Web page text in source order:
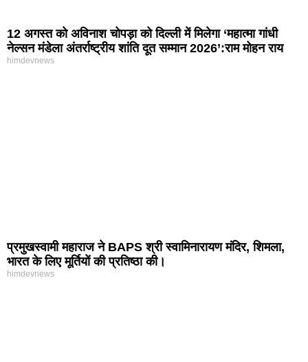
12 अगस्त को अविनाश चोपड़ा को दिल्ली में मिलेगा ‘महात्मा गांधी
नेल्सन मंडेला अंतर्राष्ट्रीय शांति दूत सम्मान 2026’:राम मोहन राय
himdevnews
प्रमुखस्वामी महाराज ने BAPS श्री स्वामिनारायण मंदिर, शिमला,
भारत के लिए मूर्तियों की प्रतिष्ठा की।
himdevnews